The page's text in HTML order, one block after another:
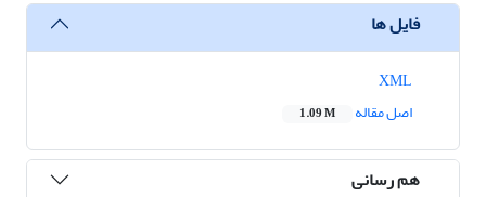
فایل ها
اصل مقاله
1.09 M
هم رسانی